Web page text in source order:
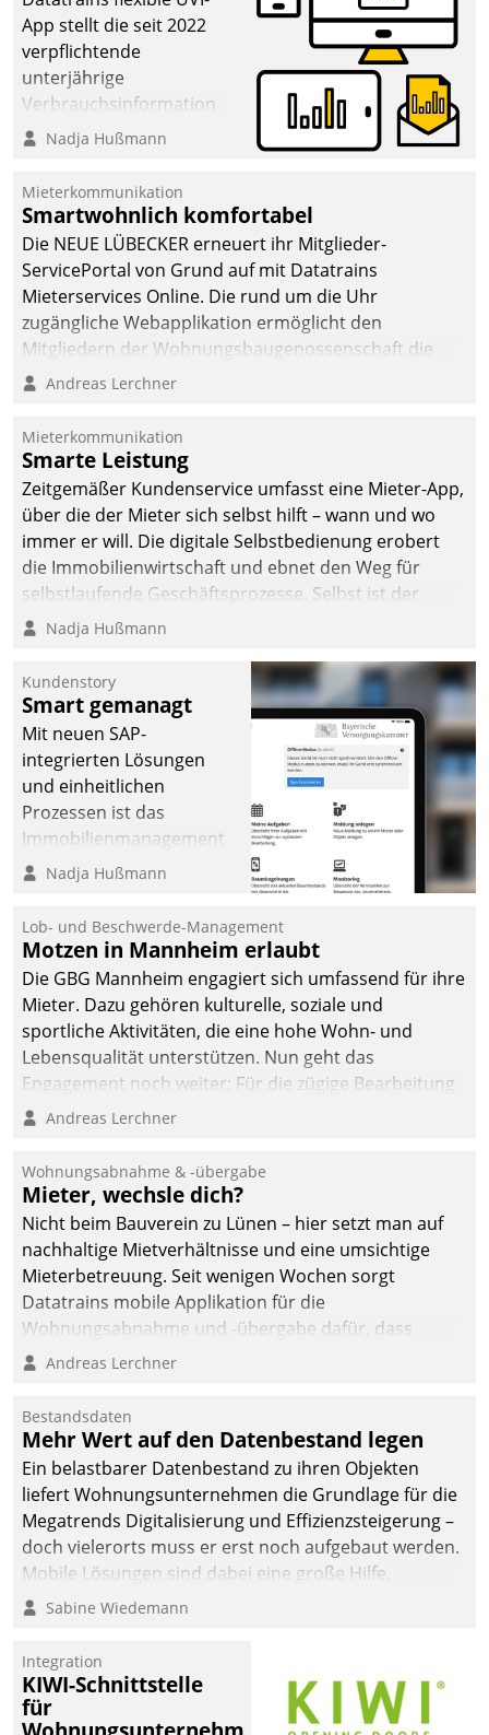
App stellt die seit 2022
verpflichtende
unterjährige
Verbrauchsinformation
schnell, zuverlässig und
Die monatlichen
Mitteilungen zum
Heizungs- und
Wasserverbrauch gehen
automatisiert, vollständig
und auf Wunsch über
mehrere zuvor
Kommunikationswege bei
Nadja Hußmann
Mieterkommunikation
Smartwohnlich komfortabel
Die NEUE LÜBECKER erneuert ihr Mitglieder-
ServicePortal von Grund auf mit Datatrains
Mieterservices Online. Die rund um die Uhr
zugängliche Webapplikation ermöglicht den
Mitgliedern der Wohnungs­bau­genossenschaft die
Kontaktaufnahme per Smartphone, Tablet oder PC.
Andreas Lerchner
Mieterkommunikation
Smarte Leistung
Zeitgemäßer Kundenservice umfasst eine Mieter-App,
über die der Mieter sich selbst hilft – wann und wo
immer er will. Die digitale Selbstbedienung erobert
die Immobilienwirtschaft und ebnet den Weg für
selbstlaufende Geschäftsprozesse. Selbst ist der
Kunde und smart der Serviceanbieter.
Nadja Hußmann
Kundenstory
Smart gemanagt
Mit neuen SAP-
integrierten Lösungen
und einheitlichen
Prozessen ist das
Immobilienmanagement
der Bayerischen
Ressort Kapitalanlage für
künftige Aufgaben und
Herausforderungen
gerüstet.
Nadja Hußmann
Lob- und Beschwerde-Management
Motzen in Mannheim erlaubt
Die GBG Mannheim engagiert sich umfassend für ihre
Mieter. Dazu gehören kulturelle, soziale und
sportliche Aktivitäten, die eine hohe Wohn- und
Lebensqualität unterstützen. Nun geht das
Engagement noch weiter: Für die zügige Bearbeitung
von Beschwerden – oder Lob – richtet das
und Beschwerde-Management einen eigenen Kanal
ein.
Andreas Lerchner
Wohnungsabnahme & -übergabe
Mieter, wechsle dich?
Nicht beim Bauverein zu Lünen – hier setzt man auf
nachhaltige Mietverhältnisse und eine umsichtige
Mieterbetreuung. Seit wenigen Wochen sorgt
Datatrains mobile Applikation für die
Wohnungsabnahme und -übergabe dafür, dass
Mieter wohlgeordnet kommen und, so es sein muss,
Andreas Lerchner
Bestandsdaten
Mehr Wert auf den Datenbestand legen
Ein belastbarer Datenbestand zu ihren Objekten
liefert Wohnungsunternehmen die Grundlage für die
Megatrends Digitalisierung und Effizienzsteigerung –
doch vielerorts muss er erst noch aufgebaut werden.
Mobile Lösungen sind dabei eine große Hilfe.
Sabine Wiedemann
Integration
KIWI-Schnittstelle
für